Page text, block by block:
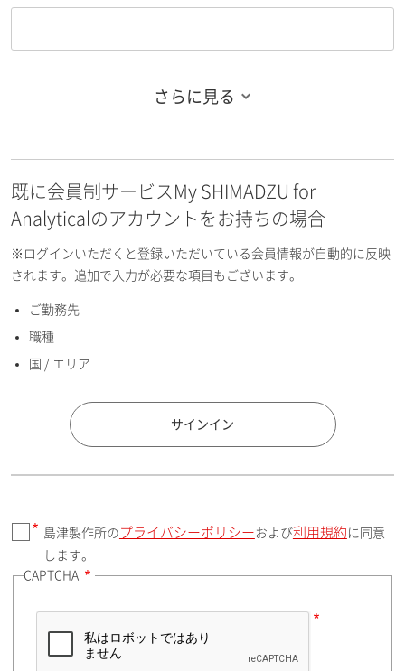
お名前フリガナ（名）
E-mailアドレス（半角英数）
国 / エリア
郵便番号（勤務先）
住所検索
さらに見る
既に会員制サービスMy SHIMADZU for
Analyticalのアカウントをお持ちの場合
※ログインいただくと登録いただいている会員情報が自動的に反映
されます。追加で入力が必要な項目もございます。
ご勤務先
職種
国 / エリア
サインイン
島津製作所の プライバシーポリシー および利用規約 に同意
します。
CAPTCHA